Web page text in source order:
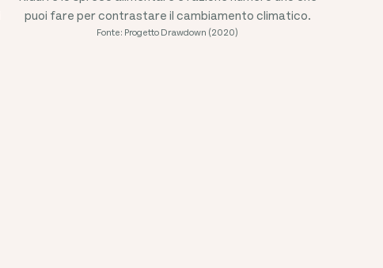
puoi fare per contrastare il cambiamento climatico.
Fonte: Progetto Drawdown (2020)